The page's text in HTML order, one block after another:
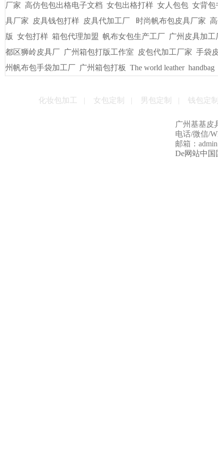
厂家 高仿包包出格电子文档 女包出格打样 女人包包 女背包
具厂家
皮具钱包打样 皮具代加工厂 时尚帆布包皮具厂家
版 女包打样 箱包代理加盟 帆布女包生产工厂 广州皮具加工
都区狮岭皮具厂 广州箱包打版工作室 皮包代加工厂家 手袋
州帆布包手袋加工厂 广州箱包打板 The world leather handbag
化妆包加工 | 女包定制 | 男包定制 | 钱包定
广州基基皮
电话/微信/
邮箱：
De网站中国